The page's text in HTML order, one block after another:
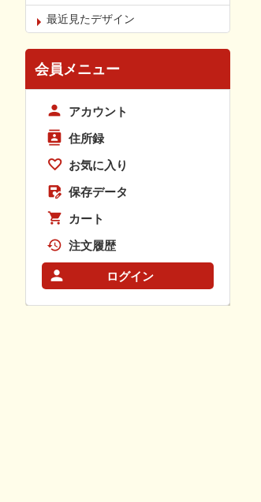
最近見たデザイン
会員メニュー
アカウント
住所録
お気に入り
保存データ
カート
注文履歴
ログイン